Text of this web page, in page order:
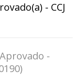
- CCJ
-